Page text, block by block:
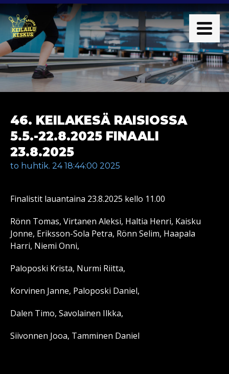
46. KEILAKESÄ RAISIOSSA
5.5.-22.8.2025 FINAALI
23.8.2025
to huhtik. 24 18:44:00 2025
Finalistit lauantaina 23.8.2025 kello 11.00
Rönn Tomas, Virtanen Aleksi, Haltia Henri, Kaisku
Jonne, Eriksson-Sola Petra, Rönn Selim, Haapala
Harri, Niemi Onni,
Paloposki Krista, Nurmi Riitta,
Korvinen Janne, Paloposki Daniel,
Dalen Timo, Savolainen Ilkka,
Siivonnen Jooa, Tamminen Daniel